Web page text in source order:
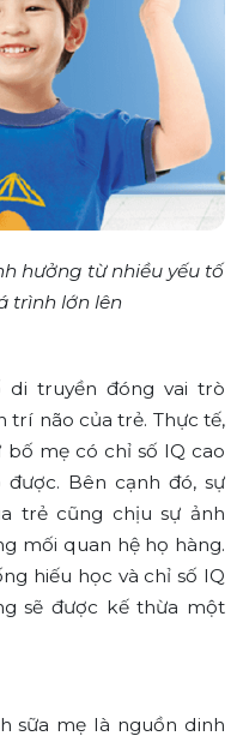
hưởng từ nhiều yếu tố
trình lớn lên
di truyền đóng vai trò
não của trẻ. Thực tế,
mẹ có chỉ số IQ cao
Bên cạnh đó, sự
trẻ cũng chịu sự ảnh
mối quan hệ họ hàng.
hiếu học và chỉ số IQ
sẽ được kế thừa một
sữa mẹ là nguồn dinh